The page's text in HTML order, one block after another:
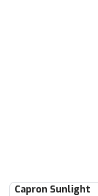
Capron Sunlight